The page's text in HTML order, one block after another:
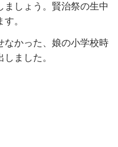
ましょう。賢治祭の生中
。
なかった、娘の小学校時
ました。